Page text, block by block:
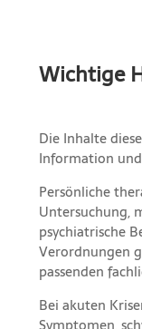
Wichtige
Die Inhalte
Information
Persönliche
Untersuchung,
psychiatrische
Verordnungen
passenden
Bei akuten